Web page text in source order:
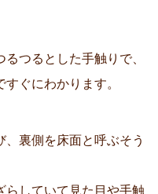
つるとした手触りで、
ぐにわかります。
裏側を床面と呼ぶそう
らしていて見た目や手触